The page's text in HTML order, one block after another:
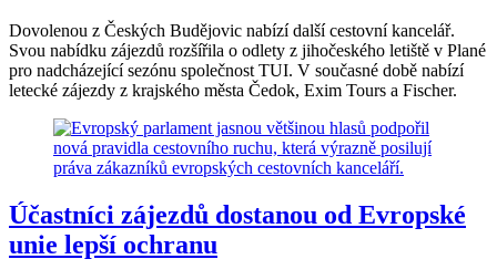
Dovolenou z Českých Budějovic nabízí další cestovní kancelář.
Svou nabídku zájezdů rozšířila o odlety z jihočeského letiště v Plané
pro nadcházející sezónu společnost TUI. V současné době nabízí
letecké zájezdy z krajského města Čedok, Exim Tours a Fischer.
Účastníci zájezdů dostanou od Evropské
unie lepší ochranu